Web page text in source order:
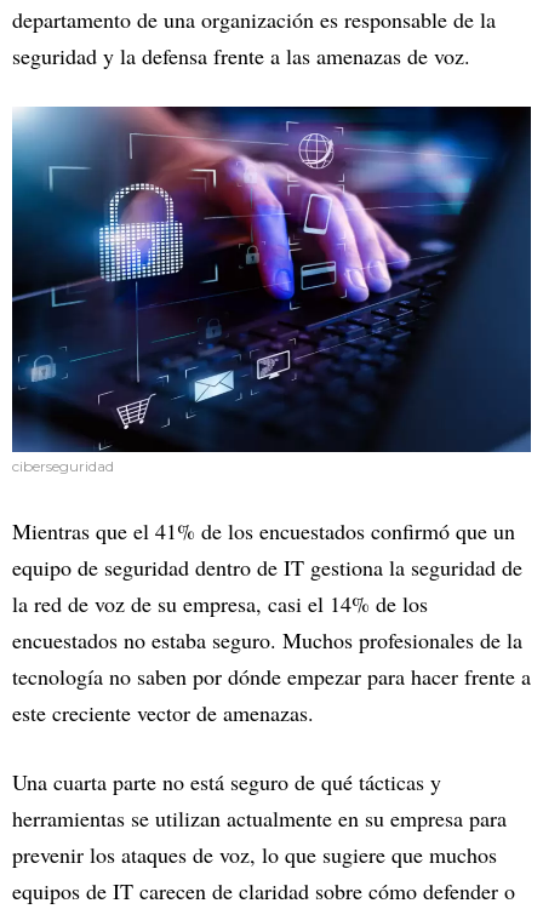
departamento de una organización es responsable de la
seguridad y la defensa frente a las amenazas de voz.
ciberseguridad
Mientras que el 41% de los encuestados confirmó que un
equipo de seguridad dentro de IT gestiona la seguridad de
la red de voz de su empresa, casi el 14% de los
encuestados no estaba seguro. Muchos profesionales de la
tecnología no saben por dónde empezar para hacer frente a
este creciente vector de amenazas.
Una cuarta parte no está seguro de qué tácticas y
herramientas se utilizan actualmente en su empresa para
prevenir los ataques de voz, lo que sugiere que muchos
equipos de IT carecen de claridad sobre cómo defender o